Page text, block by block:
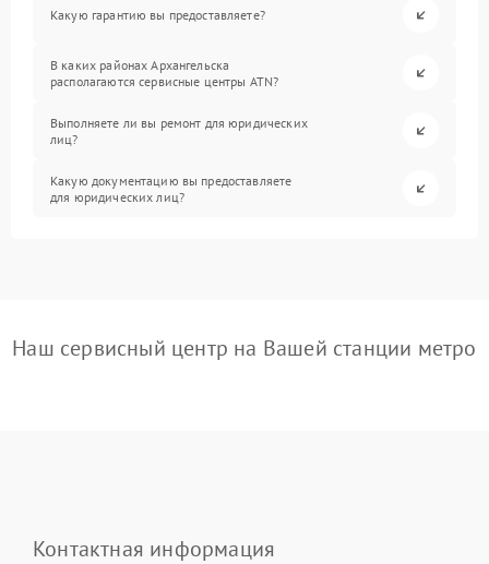
Какую гарантию вы предоставляете?
В каких районах Архангельска
располагаются сервисные центры ATN?
Выполняете ли вы ремонт для юридических
лиц?
Какую документацию вы предоставляете
для юридических лиц?
Наш сервисный центр на Вашей станции метро
Контактная информация